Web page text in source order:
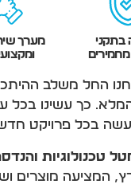
בתקני
מערך
ומקצועי
החל משלב
המלא. כך עשינו
טכנולוגיות
המציעה מוצרים